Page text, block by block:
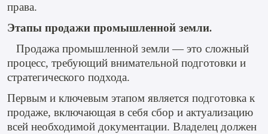
права.
Этапы продажи промышленной земли.
Продажа промышленной земли — это сложный
процесс, требующий внимательной подготовки и
стратегического подхода.
Первым и ключевым этапом является подготовка к
продаже, включающая в себя сбор и актуализацию
всей необходимой документации. Владелец должен